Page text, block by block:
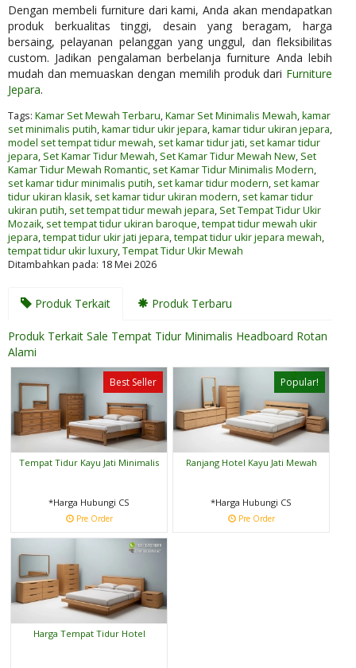
Dengan membeli furniture dari kami, Anda akan mendapatkan
produk berkualitas tinggi, desain yang beragam, harga
bersaing, pelayanan pelanggan yang unggul, dan fleksibilitas
custom. Jadikan pengalaman berbelanja furniture Anda lebih
mudah dan memuaskan dengan memilih produk dari Furniture
Jepara.
Tags: Kamar Set Mewah Terbaru,Kamar Set Minimalis Mewah,kamar
set minimalis putih,kamar tidur ukir jepara,kamar tidur ukiran jepara,
model set tempat tidur mewah, set kamar tidur jati, set kamar tidur
jepara, Set Kamar Tidur Mewah, Set Kamar Tidur Mewah New, Set
Kamar Tidur Mewah Romantic, set Kamar Tidur Minimalis Modern,
set kamar tidur minimalis putih, set kamar tidur modern, set kamar
tidur ukiran klasik, set kamar tidur ukiran modern, set kamar tidur
ukiran putih, set tempat tidur mewah jepara, Set Tempat Tidur Ukir
Mozaik, set tempat tidur ukiran baroque,tempat tidur mewah ukir
jepara,tempat tidur ukir jati jepara,tempat tidur ukir jepara mewah,
tempat tidur ukir luxury,Tempat Tidur Ukir Mewah
Ditambahkan pada: 18 Mei 2026
Produk Terkait Produk Terbaru
Produk Terkait Sale Tempat Tidur Minimalis Headboard Rotan
Alami
Best Seller
Tempat Tidur Kayu Jati Minimalis
*Harga Hubungi CS
Pre Order
Popular!
Ranjang Hotel Kayu Jati Mewah
*Harga Hubungi CS
Pre Order
Harga Tempat Tidur Hotel